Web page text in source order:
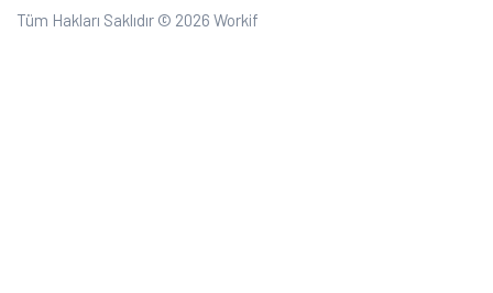
Tüm Hakları Saklıdır © 2026 Workif